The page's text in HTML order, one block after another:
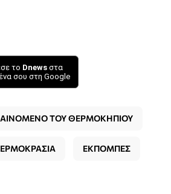
το Dnews στα
σου στη Google
ΤΟΥ ΘΕΡΜΟΚΗΠΙΟΥ
ΕΚΠΟΜΠΕΣ